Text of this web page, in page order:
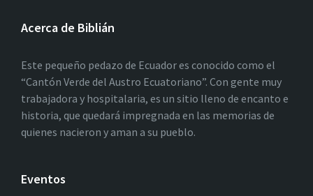
Acerca de Biblián
Este pequeño pedazo de Ecuador es conocido como el
“Cantón Verde del Austro Ecuatoriano”. Con gente muy
trabajadora y hospitalaria, es un sitio lleno de encanto e
historia, que quedará impregnada en las memorias de
quienes nacieron y aman a su pueblo.
Eventos